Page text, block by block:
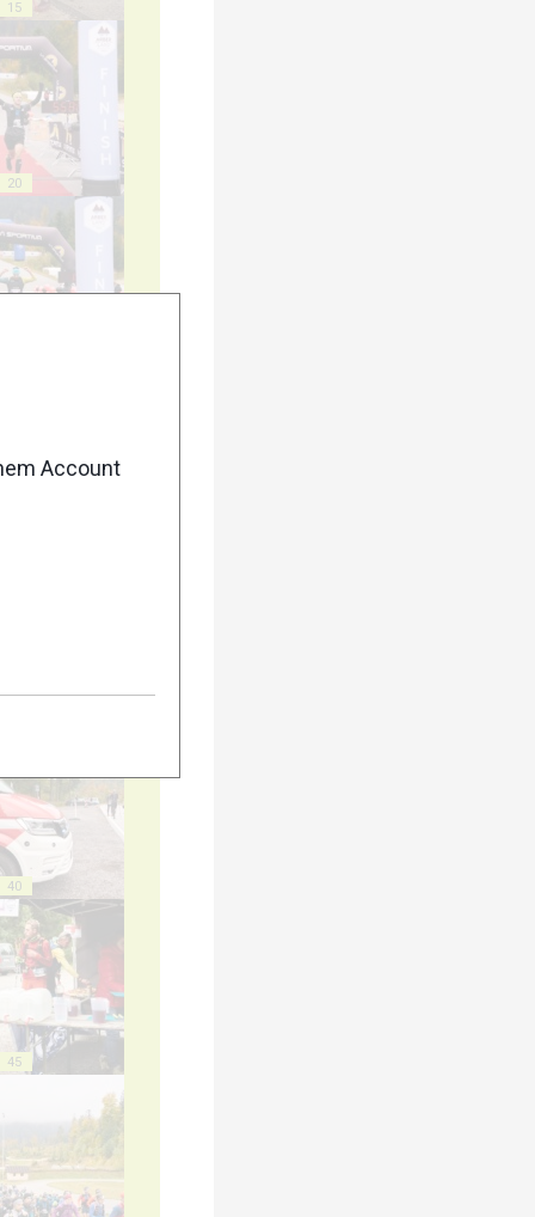
15
20
40
45
Account